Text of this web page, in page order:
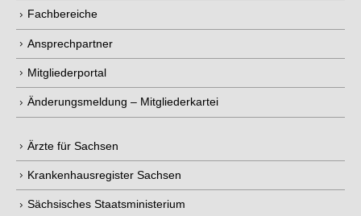
Fachbereiche
Ansprechpartner
Mitgliederportal
Änderungsmeldung – Mitgliederkartei
Ärzte für Sachsen
Krankenhausregister Sachsen
Sächsisches Staatsministerium